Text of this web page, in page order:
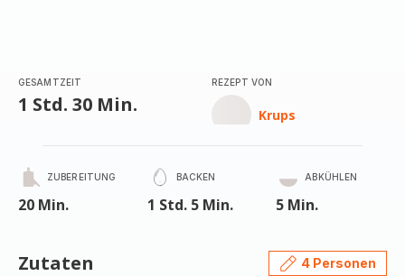
GESAMTZEIT
1 Std. 30 Min.
REZEPT VON
Krups
ZUBEREITUNG
20 Min.
BACKEN
1 Std. 5 Min.
ABKÜHLEN
5 Min.
Zutaten 4 Personen